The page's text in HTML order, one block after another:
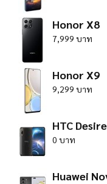
Honor X8
7,999 บาท
Honor X9
9,299 บาท
HTC
0 บาท
Huawei